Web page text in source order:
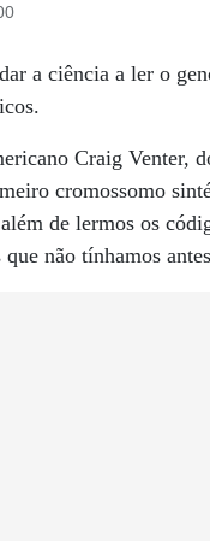
a ciência a ler o
Craig Venter,
cromossomo
de lermos os
não tínhamos